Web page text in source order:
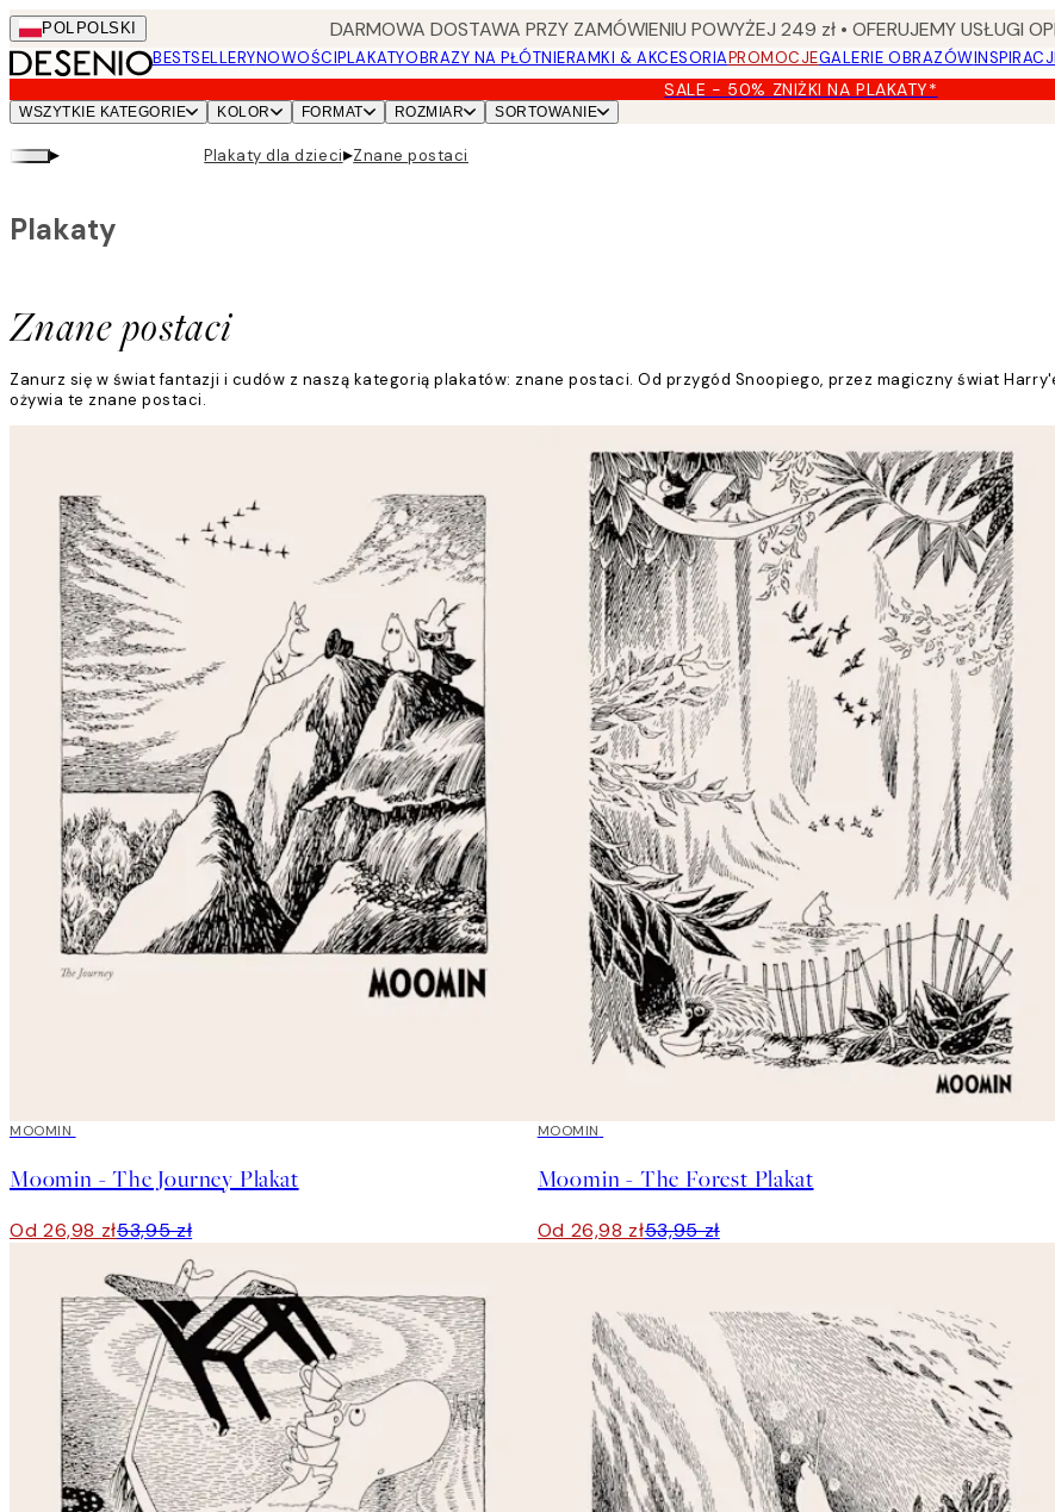
Skip
to
main
content.
POL POLSKI DARMOWA DOSTAWA PRZY ZAMÓWIENIU POWYŻEJ 249 zł • OFERUJEMY USŁUGI
BESTSELLERYNOWOŚCIPLAKATYOBRAZY NA PŁÓTNIERAMKI & AKCESORIAPROMOCJEGALERIE OBRAZÓW
SALE - 50% ZNIŻKI NA PLAKATY*
WSZYTKIE KATEGORIE KOLOR FORMAT ROZMIAR SORTOWANIE
▸ Plakaty dla dzieci▸Znane postaci
Znane postaci
Plakaty
Zanurz się w świat fantazji i cudów z naszą kategorią plakatów: znane postaci. Od przygód Snoopiego, przez magiczny świat
ożywia te znane postaci.
50%*
MOOMIN
Moomin - The Journey Plakat
Od 26,98 zł53,95 zł
50%*
MOOMIN
Moomin - The Forest Plakat
Od 26,98 zł53,95 zł